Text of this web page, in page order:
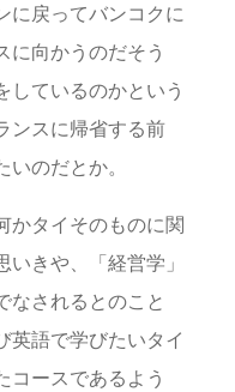
に戻ってバンコクに
に向かうのだそう
しているのかという
ンスに帰省する前
のだとか。
かタイそのものに関
きや、「経営学」
なされるとのこと
英語で学びたいタイ
コースであるよう